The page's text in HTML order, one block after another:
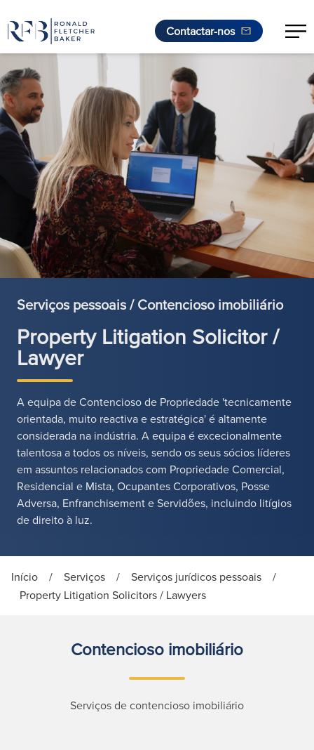
Contactar-nos
Serviços pessoais / Contencioso imobiliário
Property Litigation Solicitor /
Lawyer
A equipa de Contencioso de Propriedade 'tecnicamente
orientada, muito reactiva e estratégica' é altamente
considerada na indústria. A equipa é excecionalmente
talentosa a todos os níveis, sendo os seus sócios líderes
em assuntos relacionados com Propriedade Comercial,
Residencial e Mista, Ocupantes Corporativos, Posse
Adversa, Enfranchisement e Servidões, incluindo litígios
de direito à luz.
Início / Serviços / Serviços jurídicos pessoais
/
Property Litigation Solicitors / Lawyers
Contencioso imobiliário
Serviços de contencioso imobiliário